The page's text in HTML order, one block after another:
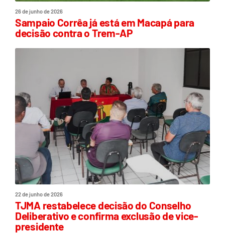
26 de junho de 2026
Sampaio Corrêa já está em Macapá para
decisão contra o Trem-AP
22 de junho de 2026
TJMA restabelece decisão do Conselho
Deliberativo e confirma exclusão de vice-
presidente